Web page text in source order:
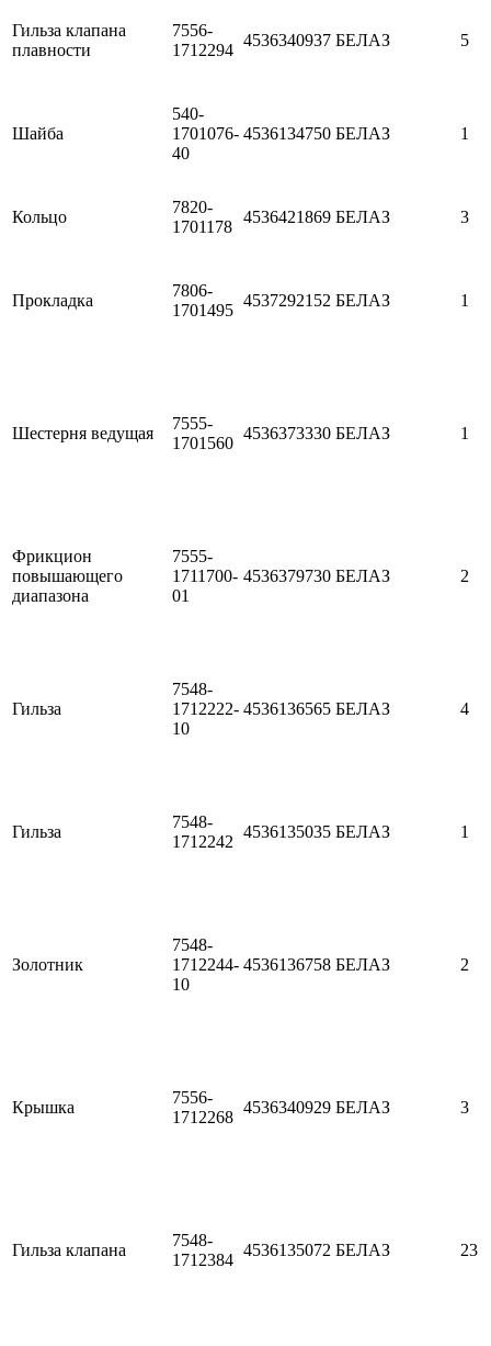
Гильза клапана
плавности
7556-
1712294
4536340937 БЕЛАЗ 5
Шайба
540-
1701076-
40
4536134750 БЕЛАЗ 1
Кольцо
7820-
1701178
4536421869 БЕЛАЗ 3
Прокладка
7806-
1701495
4537292152 БЕЛАЗ 1
Шестерня ведущая
7555-
1701560
4536373330 БЕЛАЗ 1
Фрикцион
повышающего
диапазона
7555-
1711700-
01
4536379730 БЕЛАЗ 2
Гильза
7548-
1712222-
10
4536136565 БЕЛАЗ 4
Гильза
7548-
1712242
4536135035 БЕЛАЗ 1
Золотник
7548-
1712244-
10
4536136758 БЕЛАЗ 2
Крышка
7556-
1712268
4536340929 БЕЛАЗ 3
Гильза клапана
7548-
1712384
4536135072 БЕЛАЗ 23